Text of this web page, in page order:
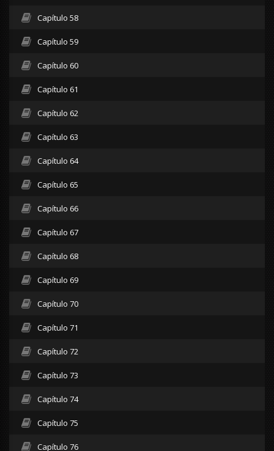
Capítulo 58
Capítulo 59
Capítulo 60
Capítulo 61
Capítulo 62
Capítulo 63
Capítulo 64
Capítulo 65
Capítulo 66
Capítulo 67
Capítulo 68
Capítulo 69
Capítulo 70
Capítulo 71
Capítulo 72
Capítulo 73
Capítulo 74
Capítulo 75
Capítulo 76